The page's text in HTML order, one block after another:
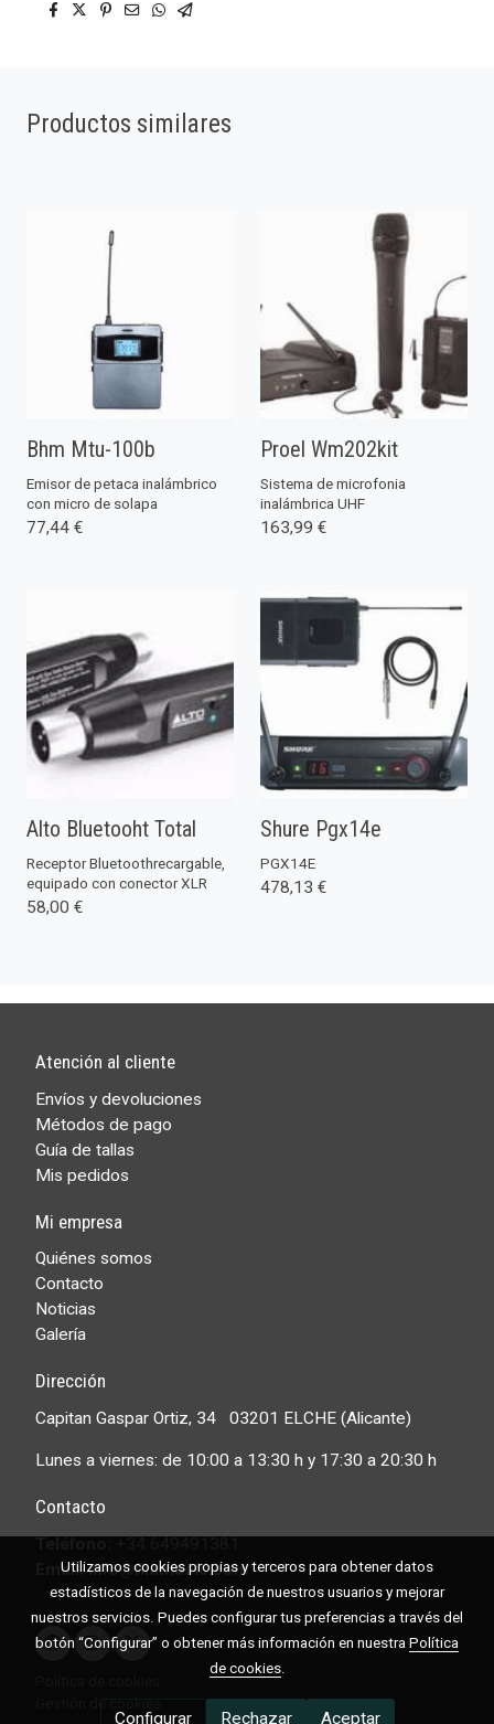
Productos similares
Bhm Mtu-100b
Emisor de petaca inalámbrico
con micro de solapa
77,44 €
Proel Wm202kit
Sistema de microfonia
inalámbrica UHF
163,99 €
Alto Bluetooht Total
Receptor Bluetoothrecargable,
equipado con conector XLR
58,00 €
Shure Pgx14e
PGX14E
478,13 €
Atención al cliente
Envíos y devoluciones
Métodos de pago
Guía de tallas
Mis pedidos
Mi empresa
Quiénes somos
Contacto
Noticias
Galería
Dirección
Capitan Gaspar Ortiz, 34 03201 ELCHE (Alicante)
Lunes a viernes: de 10:00 a 13:30 h y 17:30 a 20:30 h
Contacto
Email: info@filamusic.com
Utilizamos cookies propias y terceros para obtener datos
estadísticos de la navegación de nuestros usuarios y mejorar
nuestros servicios. Puedes configurar tus preferencias a través del
botón “Configurar” o obtener más información en nuestra Política
de cookies.
Configurar Rechazar Aceptar